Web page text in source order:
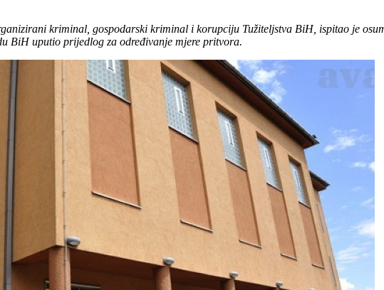
kriminal, gospodarski kriminal i korupciju Tužiteljstva BiH, ispitao je
BiH uputio prijedlog za određivanje mjere pritvora.